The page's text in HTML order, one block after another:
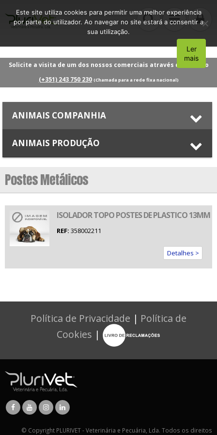
Solicite a visita de um dos nossos comerciais através do número
(+351) 243 750 230 (Chamada para a rede fixa nacional)
ANIMAIS COMPANHIA
ANIMAIS PRODUÇÃO
Postes Metálicos
ISOLADOR TOPO POSTES DE PLASTICO 13MM
REF: 358002211
Detalhes >
Política de Privacidade | Política de
Cookies |
© Copyright PLURIVET - Veterinária e Pecuária, Lda. Todos os direitos
Este site utiliza cookies para permitir uma melhor experiência
por parte do utilizador. Ao navegar no site estará a consentir a
sua utilização.
Aceito
Ler
mais